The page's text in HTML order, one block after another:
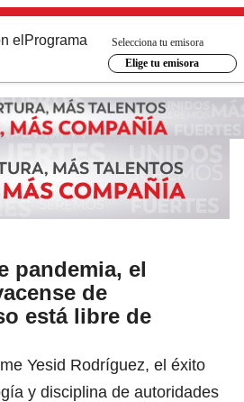
el Programa
Selecciona tu emisora
Elige tu emisora
pandemia, el
de
está libre de
Yesid Rodríguez, el éxito
y disciplina de autoridades